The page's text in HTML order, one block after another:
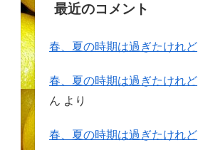
最近のコメント
春、夏の時期は過ぎたけれど
春、夏の時期は過ぎたけれど
ん より
春、夏の時期は過ぎたけれど